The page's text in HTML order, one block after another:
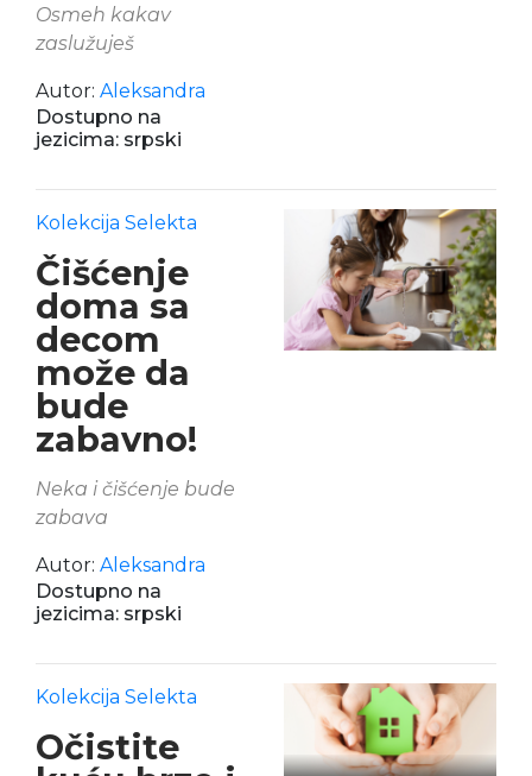
Osmeh kakav
zaslužuješ
Autor: Aleksandra
Dostupno na
jezicima: srpski
Kolekcija Selekta
Čišćenje
doma sa
decom
može da
bude
zabavno!
Neka i čišćenje bude
zabava
Autor: Aleksandra
Dostupno na
jezicima: srpski
Kolekcija Selekta
Očistite